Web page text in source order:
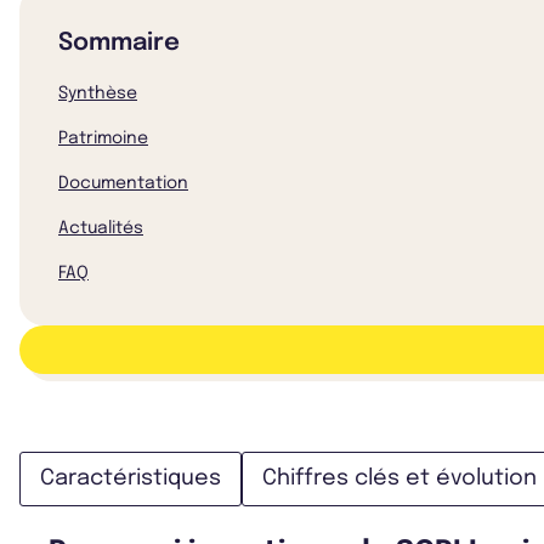
Sommaire
Synthèse
Patrimoine
Documentation
Actualités
FAQ
Caractéristiques Chiffres clés et évolution